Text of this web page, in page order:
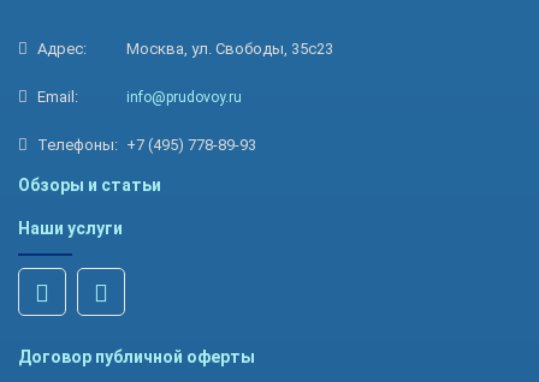
Адрес: Москва, ул. Свободы, 35с23
Email: info@prudovoy.ru
Телефоны: +7 (495) 778-89-93
Обзоры и статьи
Наши услуги
Договор публичной оферты